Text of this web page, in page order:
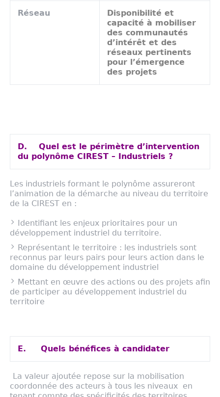
Réseau
Disponibilité et
capacité à mobiliser
des communautés
d’intérêt et des
réseaux pertinents
pour l’émergence
des projets
D. Quel est le périmètre d’intervention
du polynôme CIREST – Industriels ?
Les industriels formant le polynôme assureront
l’animation de la démarche au niveau du territoire
de la CIREST en :
Identifiant les enjeux prioritaires pour un
développement industriel du territoire.
Représentant le territoire : les industriels sont
reconnus par leurs pairs pour leurs action dans le
domaine du développement industriel
Mettant en œuvre des actions ou des projets afin
de participer au développement industriel du
territoire
E. Quels bénéfices à candidater
La valeur ajoutée repose sur la mobilisation
coordonnée des acteurs à tous les niveaux en